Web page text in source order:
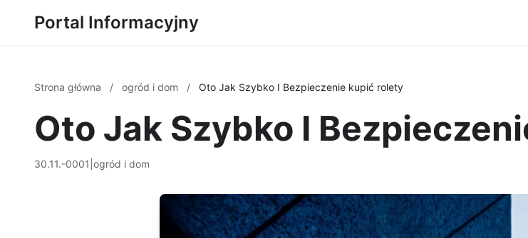
Portal Informacyjny
Strona główna / ogród i dom / Oto Jak Szybko I Bezpieczenie kupić rolety
Oto Jak Szybko I
30.11.-0001 ogród i dom